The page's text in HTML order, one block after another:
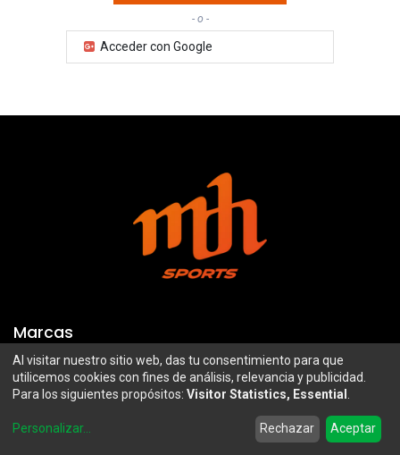
Wishlist Account
- o -
Acceder con Google
Marcas
Troy Lee Designs
100%
Airoh
Mazawi
SIDI
Al visitar nuestro sitio web, das tu consentimiento para que
utilicemos cookies con fines de análisis, relevancia y publicidad.
Para los siguientes propósitos: Visitor Statistics, Essential
Personalizar... Rechazar Aceptar